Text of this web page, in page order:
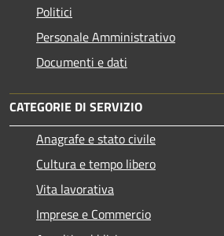
Politici
Personale Amministrativo
Documenti e dati
CATEGORIE DI SERVIZIO
Anagrafe e stato civile
Cultura e tempo libero
Vita lavorativa
Imprese e Commercio